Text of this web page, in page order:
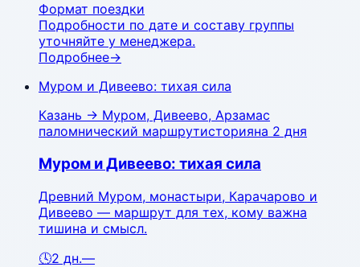
Формат поездки
Подробности по дате и составу группы
уточняйте у менеджера.
Подробнее→
Муром и Дивеево: тихая сила
Казань → Муром, Дивеево, Арзамас
паломнический маршрутисторияна 2 дня
Муром и Дивеево: тихая сила
Древний Муром, монастыри, Карачарово и
Дивеево — маршрут для тех, кому важна
тишина и смысл.
🕓2 дн.—